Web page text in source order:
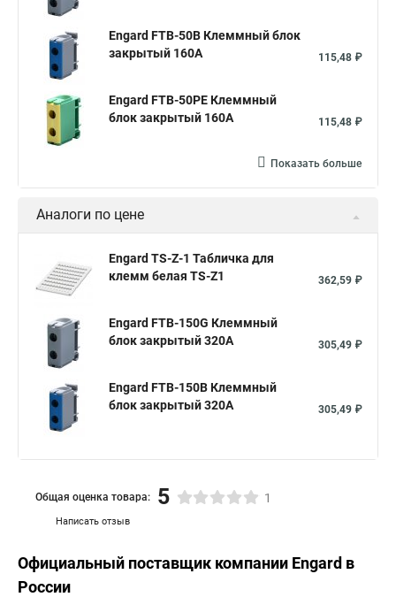
Engard FTB-50B Клеммный блок
закрытый 160А
115,48 ₽
Engard FTB-50PE Клеммный
блок закрытый 160А
115,48 ₽
Показать больше
Аналоги по цене
Engard TS-Z-1 Табличка для
клемм белая TS-Z1
362,59 ₽
Engard FTB-150G Клеммный
блок закрытый 320А
305,49 ₽
Engard FTB-150B Клеммный
блок закрытый 320А
305,49 ₽
Написать отзыв
Общая оценка товара: 5 1
Официальный поставщик компании Engard в
России